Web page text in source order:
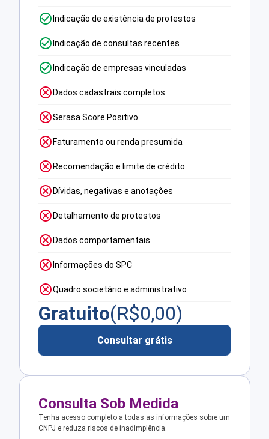
Indicação de existência de protestos
Indicação de consultas recentes
Indicação de empresas vinculadas
Dados cadastrais completos
Serasa Score Positivo
Faturamento ou renda presumida
Recomendação e limite de crédito
Dívidas, negativas e anotações
Detalhamento de protestos
Dados comportamentais
Informações do SPC
Quadro societário e administrativo
Gratuito(R$0,00)
Consultar grátis
Consulta Sob Medida
Tenha acesso completo a todas as informações sobre um
CNPJ e reduza riscos de inadimplência.